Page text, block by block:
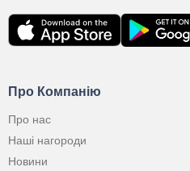
Про Компанію
Про нас
Наші нагороди
Новини